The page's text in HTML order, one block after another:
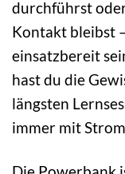
durchführst
Kontakt bleibst
einsatzbereit
hast du die
längsten
immer mit